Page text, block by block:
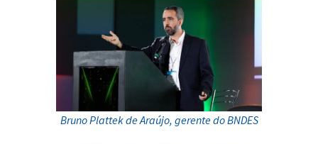
Bruno Plattek de Araújo, gerente do BNDES